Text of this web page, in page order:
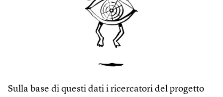
Sulla base di questi dati i ricercatori del progetto